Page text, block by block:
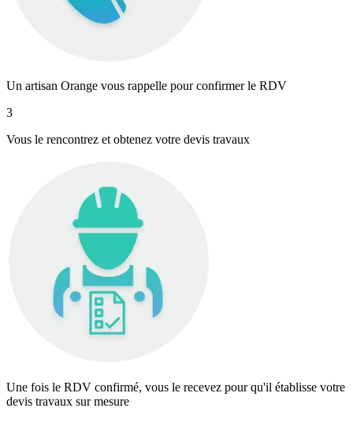
Un artisan Orange vous rappelle pour confirmer le RDV
3
Vous le rencontrez et obtenez votre devis travaux
Une fois le RDV confirmé, vous le recevez pour qu'il établisse votre
devis travaux sur mesure